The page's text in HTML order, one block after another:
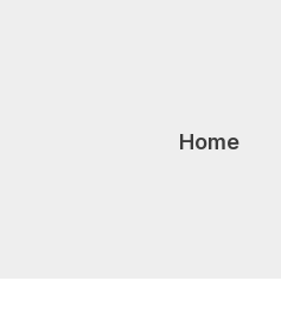
Home